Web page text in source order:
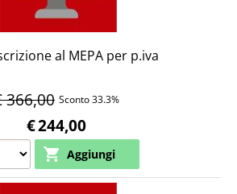
al MEPA per p.iva
366,00 Sconto 33.3%
€244,00